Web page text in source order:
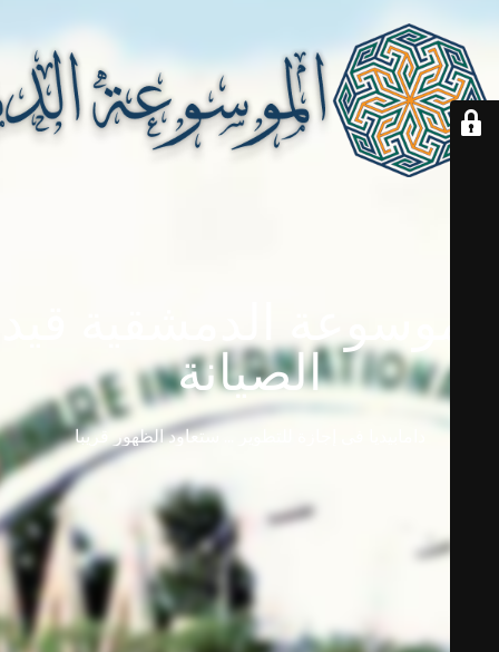
الصيانة
دامابيديا في إجازة للتطوير ... ستعاود الظهور قريباً